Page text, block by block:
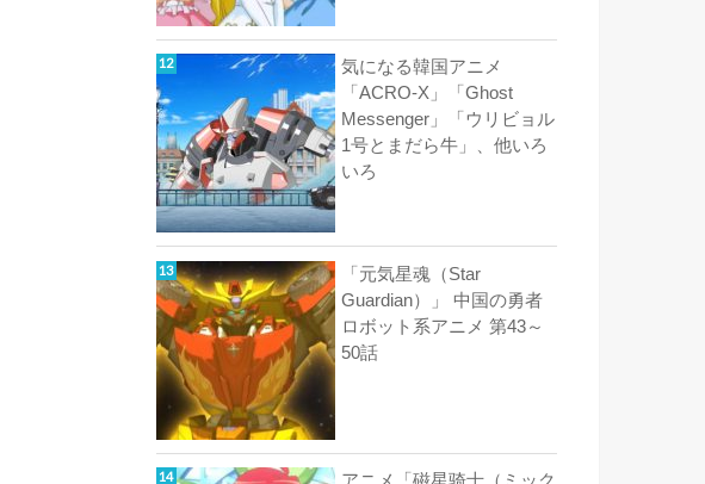
気になる韓国アニメ
「ACRO-X」「Ghost
Messenger」「ウリビョル
1号とまだら牛」、他いろ
いろ
「元気星魂（Star
Guardian）」 中国の勇者
ロボット系アニメ 第43～
50話
アニメ「磁星骑士（ミック